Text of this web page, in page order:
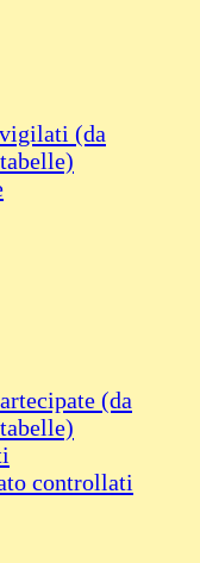
(da
(da
controllati